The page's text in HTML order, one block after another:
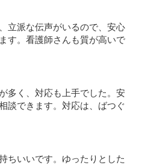
立派な伝声がいるので、安心
す。看護師さんも質が高いで
多く、対応も上手でした。安
談できます。対応は、ばつぐ
ちいいです。ゆったりとした